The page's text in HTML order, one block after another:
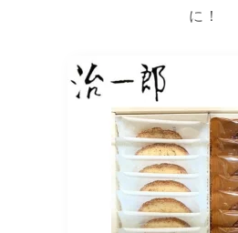
に！